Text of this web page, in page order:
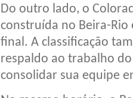
Do outro lado, o
construída no Beira-Rio
final. A classificação
respaldo ao trabalho
consolidar sua equipe